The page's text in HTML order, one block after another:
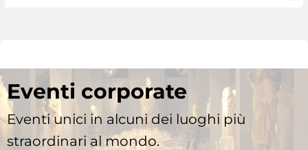
Eventi corporate
Eventi unici in alcuni dei luoghi più
straordinari al mondo.